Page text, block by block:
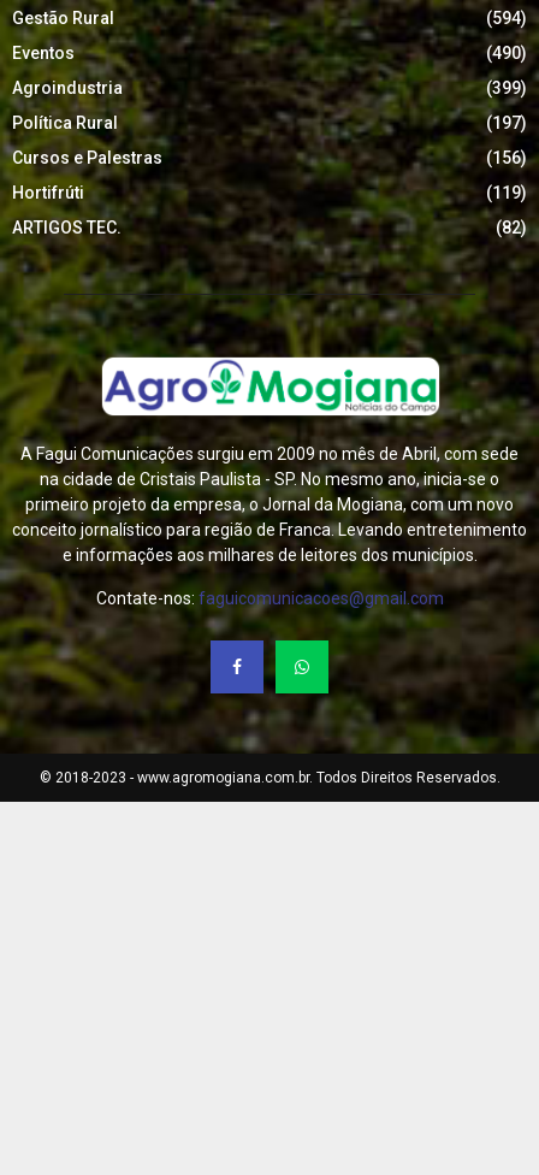
Gestão Rural
(594)
Eventos
(490)
Agroindustria
(399)
Política Rural
(197)
Cursos e Palestras
(156)
Hortifrúti
(119)
ARTIGOS TEC.
(82)
A Fagui Comunicações surgiu em 2009 no mês de Abril, com sede
na cidade de Cristais Paulista - SP. No mesmo ano, inicia-se o
primeiro projeto da empresa, o Jornal da Mogiana, com um novo
conceito jornalístico para região de Franca. Levando entretenimento
e informações aos milhares de leitores dos municípios.
Contate-nos: faguicomunicacoes@gmail.com
© 2018-2023 - www.agromogiana.com.br. Todos Direitos Reservados.